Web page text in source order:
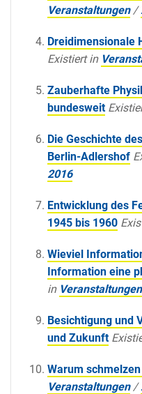
Veranstaltungen /
Dreidimensionale
Existiert in
Zauberhafte
bundesweit
Die Geschichte
Berlin-Adlershof
2016
Entwicklung des
1945 bis 1960
Wieviel
Information eine
in Veranstaltungen
Besichtigung und
und Zukunft
Warum
Veranstaltungen /